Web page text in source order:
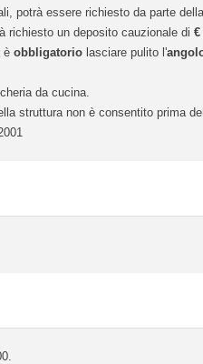
potrà essere richiesto da parte
richiesto un deposito cauzionale di €
è obbligatoriolasciare pulito l'
da cucina.
struttura non è consentito prima